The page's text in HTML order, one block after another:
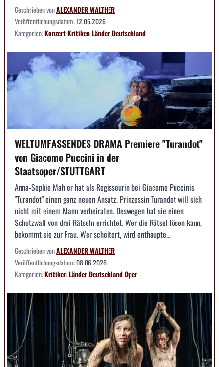
Geschrieben vonALEXANDER WALTHER
Veröffentlichungsdatum:12.06.2026
Kategorien:KonzertKritikenLänderDeutschland
WELTUMFASSENDES DRAMA Premiere "Turandot"
von Giacomo Puccini in der
Staatsoper/STUTTGART
Anna-Sophie Mahler hat als Regisseurin bei Giacomo Puccinis
"Turandot" einen ganz neuen Ansatz. Prinzessin Turandot will sich
nicht mit einem Mann verheiraten. Deswegen hat sie einen
Schutzwall von drei Rätseln errichtet. Wer die Rätsel lösen kann,
bekommt sie zur Frau. Wer scheitert, wird enthaupte...
Geschrieben vonALEXANDER WALTHER
Veröffentlichungsdatum:08.06.2026
Kategorien:KritikenLänderDeutschlandOper